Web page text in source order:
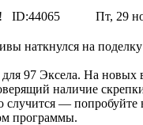
ID:44065 Пт, 29
наткнулся на
97 Эксела. На новых
наличие
случится — попробуйте
программы.